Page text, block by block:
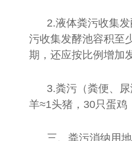
2.液体粪污收集
污收集发酵池容积至
期，还应按比例增加
3.粪污（粪便、
羊≈1头猪，30只蛋鸡
三、粪污消纳用